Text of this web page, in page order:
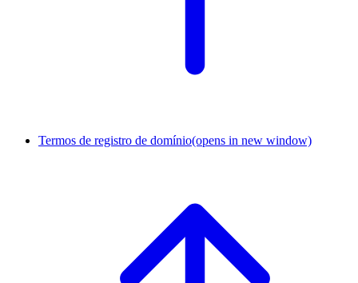
Termos de registro de domínio(opens in new window)